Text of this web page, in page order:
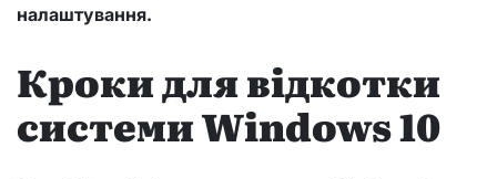
налаштування.
Кроки для відкотки
системи Windows 10